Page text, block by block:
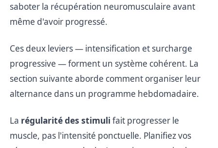
saboter la récupération neuromusculaire avant
même d'avoir progressé.
Ces deux leviers — intensification et surcharge
progressive — forment un système cohérent. La
section suivante aborde comment organiser leur
alternance dans un programme hebdomadaire.
La régularité des stimuli fait progresser le
muscle, pas l'intensité ponctuelle. Planifiez vos